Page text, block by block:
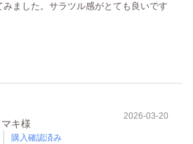
ました。サラツル感がとても良いです
マキ様
購入確認済み
2026-03-20